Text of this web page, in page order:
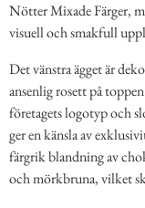
Nötter Mixade Färger,
visuell och smakfull
Det vänstra ägget är
ansenlig rosett på
företagets logotyp och
ger en känsla av
färgrik blandning av
och mörkbruna, vilket